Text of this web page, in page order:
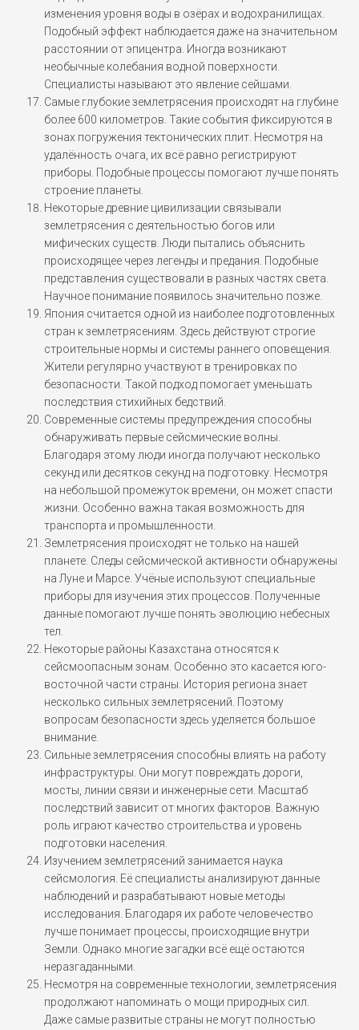
изменения уровня воды в озёрах и водохранилищах.
Подобный эффект наблюдается даже на значительном
расстоянии от эпицентра. Иногда возникают
необычные колебания водной поверхности.
Специалисты называют это явление сейшами.
Самые глубокие землетрясения происходят на глубине
более 600 километров. Такие события фиксируются в
зонах погружения тектонических плит. Несмотря на
удалённость очага, их всё равно регистрируют
приборы. Подобные процессы помогают лучше понять
строение планеты.
Некоторые древние цивилизации связывали
землетрясения с деятельностью богов или
мифических существ. Люди пытались объяснить
происходящее через легенды и предания. Подобные
представления существовали в разных частях света.
Научное понимание появилось значительно позже.
Япония считается одной из наиболее подготовленных
стран к землетрясениям. Здесь действуют строгие
строительные нормы и системы раннего оповещения.
Жители регулярно участвуют в тренировках по
безопасности. Такой подход помогает уменьшать
последствия стихийных бедствий.
Современные системы предупреждения способны
обнаруживать первые сейсмические волны.
Благодаря этому люди иногда получают несколько
секунд или десятков секунд на подготовку. Несмотря
на небольшой промежуток времени, он может спасти
жизни. Особенно важна такая возможность для
транспорта и промышленности.
Землетрясения происходят не только на нашей
планете. Следы сейсмической активности обнаружены
на Луне и Марсе. Учёные используют специальные
приборы для изучения этих процессов. Полученные
данные помогают лучше понять эволюцию небесных
тел.
Некоторые районы Казахстана относятся к
сейсмоопасным зонам. Особенно это касается юго-
восточной части страны. История региона знает
несколько сильных землетрясений. Поэтому
вопросам безопасности здесь уделяется большое
внимание.
Сильные землетрясения способны влиять на работу
инфраструктуры. Они могут повреждать дороги,
мосты, линии связи и инженерные сети. Масштаб
последствий зависит от многих факторов. Важную
роль играют качество строительства и уровень
подготовки населения.
Изучением землетрясений занимается наука
сейсмология. Её специалисты анализируют данные
наблюдений и разрабатывают новые методы
исследования. Благодаря их работе человечество
лучше понимает процессы, происходящие внутри
Земли. Однако многие загадки всё ещё остаются
неразгаданными.
Несмотря на современные технологии, землетрясения
продолжают напоминать о мощи природных сил.
Даже самые развитые страны не могут полностью